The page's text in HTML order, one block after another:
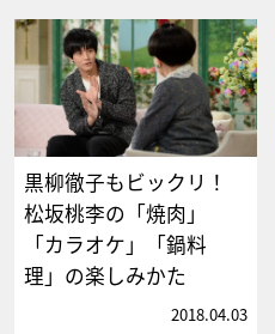
黒柳徹子もビックリ！
松坂桃李の「焼肉」
「カラオケ」「鍋料
理」の楽しみかた
2018.04.03